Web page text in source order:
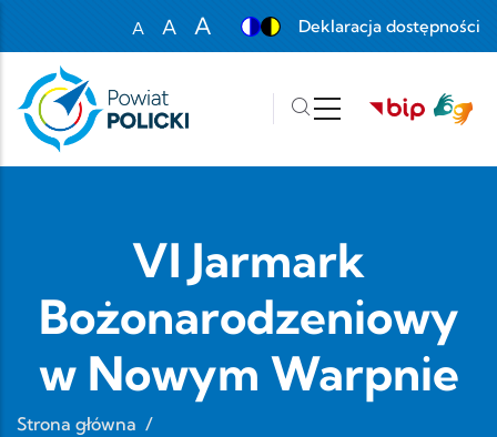
A
Set font size to 100%
A
A
Deklaracja dostępności
VI Jarmark
Bożonarodzeniowy
w Nowym Warpnie
Strona główna /